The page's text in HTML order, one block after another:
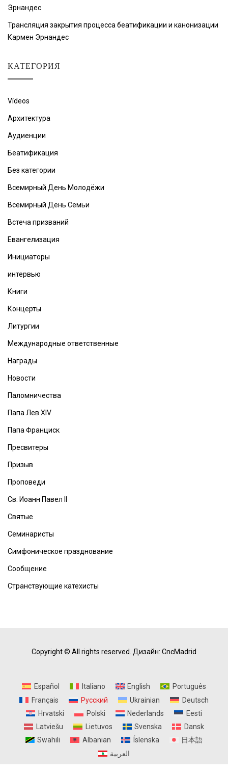
Эрнандес
Трансляция закрытия процесса беатификации и канонизации
Кармен Эрнандес
КАТЕГОРИЯ
Vídeos
Архитектура
Аудиенции
Беатификация
Без категории
Всемирный День Молодёжи
Всемирный День Семьи
Встеча призваний
Евангелизация
Инициаторы
интервью
Книги
Концерты
Литургии
Международные ответственные
Награды
Новости
Паломничества
Папа Лев XIV
Папа Франциск
Пресвитеры
Призыв
Проповеди
Св. Иоанн Павел II
Святые
Семинаристы
Симфоническое празднование
Сообщение
Странствующие катехисты
Copyright © All rights reserved. Дизайн: CncMadrid
Español Italiano English
Português
Français
Русский Ukrainian
Deutsch
Hrvatski
Polski Nederlands
Eesti
Latviešu
Lietuvos Svenska
Dansk
Swahili
Albanian Íslenska
日本語
العربية